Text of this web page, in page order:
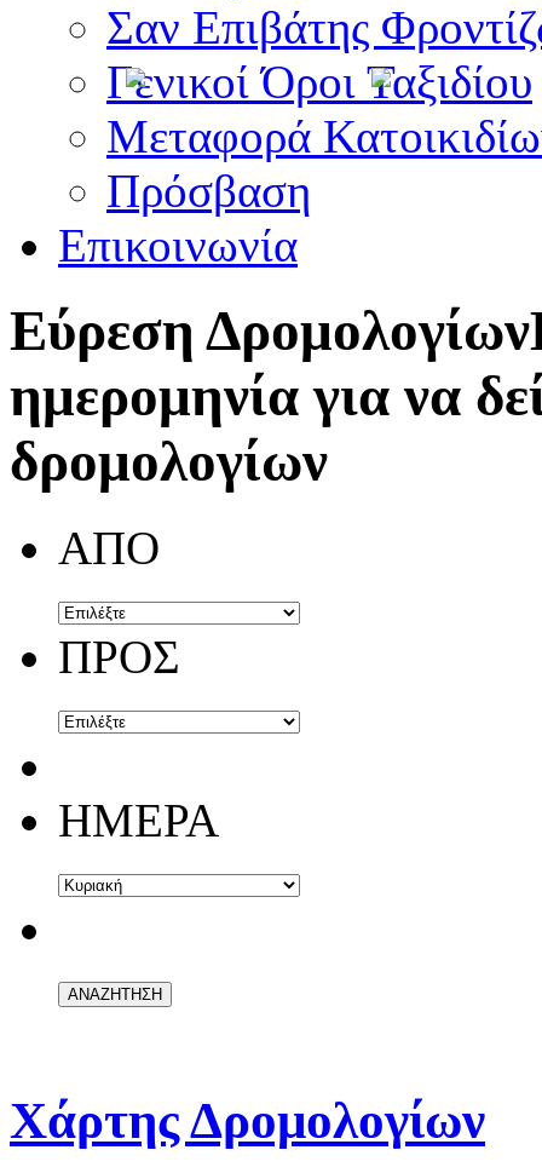
Σαν Επιβάτης
Γενικοί Όροι Ταξιδίου
Μεταφορά
Πρόσβαση
Επικοινωνία
Εύρεση Δρομολογίων
ημερομηνία για να
δρομολογίων
ΑΠΟ
ΠΡΟΣ
ΗΜΕΡΑ
Χάρτης Δρομολογίων